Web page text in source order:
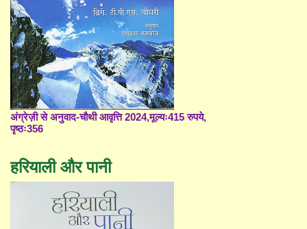
अंग्रेज़ी से अनुवाद-चौथी आवृत्ति 2024,मूल्यः415 रुपये,
पृष्ठः356
हरियाली और पानी